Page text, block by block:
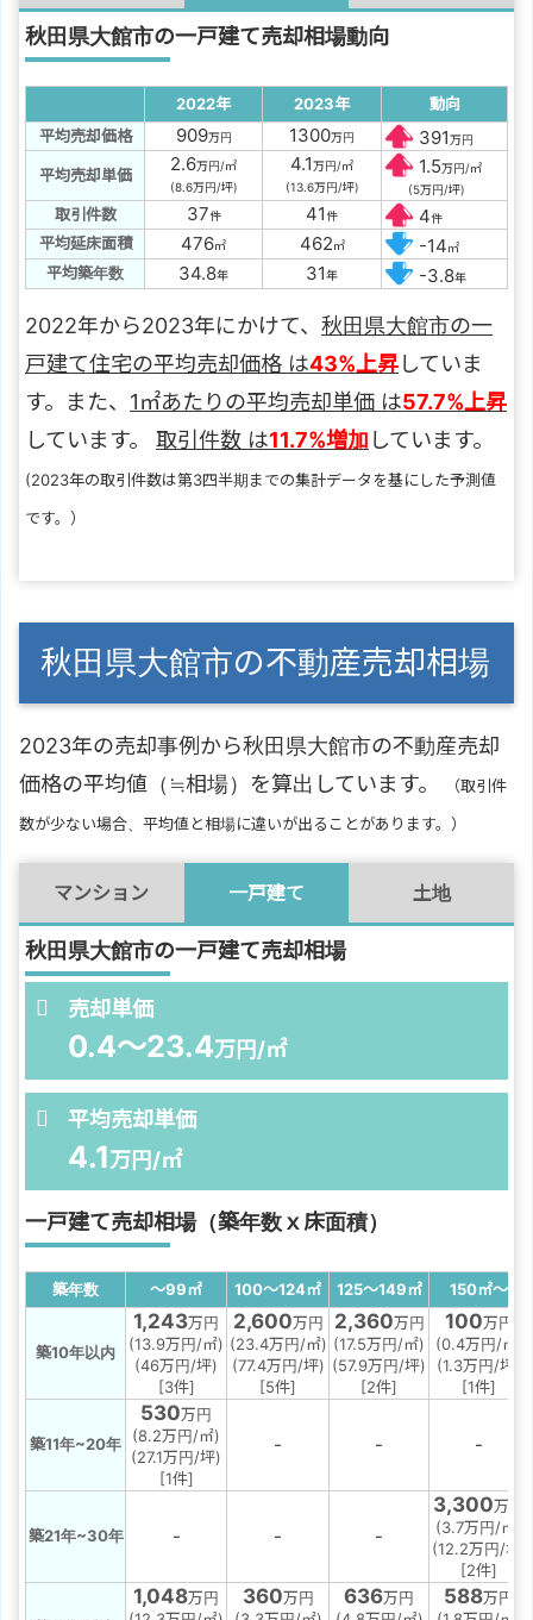
秋田県大館市の一戸建て売却相場動向
2022年 2023年
動向
平均売却価格
909万円 1300万円 391万円
平均売却単価 2.6万円/㎡
(8.6万円/坪)
4.1万円/㎡
(13.6万円/坪)
1.5万円/㎡
(5万円/坪)
取引件数 37件 41件 4件
平均延床面積 476㎡ 462㎡ -14㎡
平均築年数 34.8年 31年 -3.8年
2022年から2023年にかけて、 秋田県大館市の一
戸建て住宅の平均売却価格 は43%上昇していま
す。また、 1㎡あたりの平均売却単価 は57.7%上昇
しています。 取引件数 は11.7%増加 しています。
(2023年の取引件数は第3四半期までの集計データを基にした予測値
です。）
秋田県大館市の不動産売却相場
2023年の売却事例から秋田県大館市の不動産売却
価格の平均値（≒相場）を算出しています。
（取引件
数が少ない場合、平均値と相場に違いが出ることがあります。）
マンション 一戸建て 土地
秋田県大館市の一戸建て売却相場
売却単価
0.4～23.4万円/㎡
平均売却単価
4.1万円/㎡
一戸建て売却相場（築年数ｘ床面積）
築年数 ～99㎡ 100～124㎡ 125～149㎡ 150㎡～
築10年以内
1,243万円
(13.9万円/㎡)
(46万円/坪)
[3件]
2,600万円
(23.4万円/㎡)
(77.4万円/坪)
[5件]
2,360万円
(17.5万円/㎡)
(57.9万円/坪)
[2件]
100万円
(0.4万円/㎡)
(1.3万円/坪)
[1件]
築11年~20年
530万円
(8.2万円/㎡)
(27.1万円/坪)
[1件]
- - -
築21年~30年 - - -
3,300万円
(3.7万円/㎡)
(12.2万円/坪)
[2件]
1,048万円
360万円
636万円
588万円